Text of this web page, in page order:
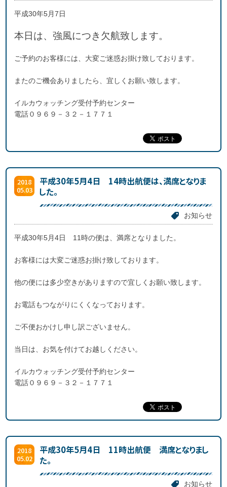
平成30年5月7日
本日は、強風につき欠航致します。
ご予約のお客様には、大変ご迷惑お掛け致しております。
またのご機会ありましたら、宜しくお願い致します。
イルカウォッチング受付予約センター
電話０９６９－３２－１７７１
2018
05.03
平成30年5月4日 14時出航便は、満席となりま
した。
お知らせ
平成30年5月4日 11時の便は、満席となりました。
お客様には大変ご迷惑お掛け致しております。
他の便には多少空きがありますので宜しくお願い致します。
お電話もつながりにくくなっております。
ご不便おかけし申し訳ございません。
当日は、お気を付けてお越しください。
イルカウォッチング受付予約センター
電話０９６９－３２－１７７１
2018
05.02
平成30年5月4日 11時出航便 満席となりまし
た。
お知らせ